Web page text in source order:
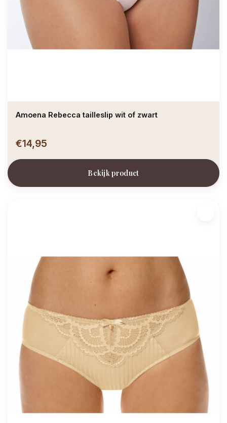
Amoena Rebecca tailleslip wit of zwart
€14,95
Bekijk product